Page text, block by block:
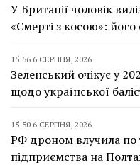
У Британії чоловік
«Смерті з косою»:
15:56 6 СЕРПНЯ, 2026
Зеленський очікує у
щодо української
15:50 6 СЕРПНЯ, 2026
РФ дроном влучила по
підприємства на